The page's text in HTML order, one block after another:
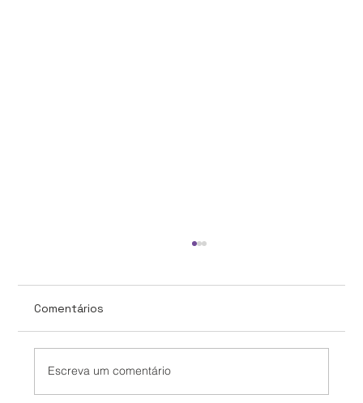
Comentários
Escreva um comentário